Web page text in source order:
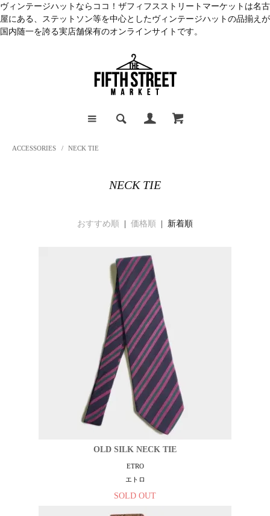
ヴィンテージハットならココ！ザフィフスストリートマーケットは名古
屋にある、ステットソン等を中心としたヴィンテージハットの品揃えが
国内随一を誇る実店舗保有のオンラインサイトです。
ACCESSORIES / NECK TIE
NECK TIE
おすすめ順 価格順 | 新着順
OLD SILK NECK TIE
ETRO
エトロ
SOLD OUT